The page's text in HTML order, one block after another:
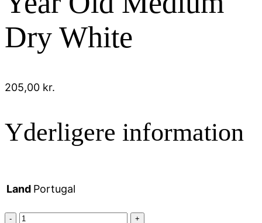
Dry White
205,00 kr.
Yderligere information
Land Portugal
Vista